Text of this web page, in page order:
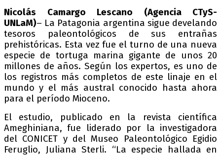
Nicolás Camargo Lescano (Agencia CTyS-
UNLaM)– La Patagonia argentina sigue develando
tesoros paleontológicos de sus entrañas
prehistóricas. Esta vez fue el turno de una nueva
especie de tortuga marina gigante de unos 20
millones de años. Según los expertos, es uno de
los registros más completos de este linaje en el
mundo y el más austral conocido hasta ahora
para el período Mioceno.
El estudio, publicado en la revista científica
Ameghiniana, fue liderado por la investigadora
del CONICET y del Museo Paleontológico Egidio
Feruglio, Juliana Sterli. “La especie hallada en